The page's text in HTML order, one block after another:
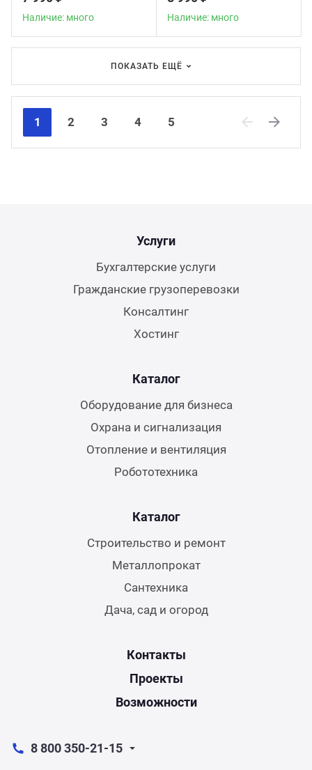
Наличие: много Наличие: много
ПОКАЗАТЬ ЕЩЁ
1 2 3 4
5
Услуги
Бухгалтерские услуги
Гражданские грузоперевозки
Консалтинг
Хостинг
Каталог
Оборудование для бизнеса
Охрана и сигнализация
Отопление и вентиляция
Робототехника
Каталог
Строительство и ремонт
Металлопрокат
Сантехника
Дача, сад и огород
Контакты
Проекты
Возможности
8 800 350-21-15